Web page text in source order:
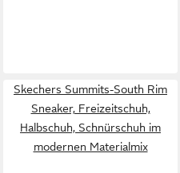
Skechers Summits-South Rim
Sneaker, Freizeitschuh,
Halbschuh, Schnürschuh im
modernen Materialmix